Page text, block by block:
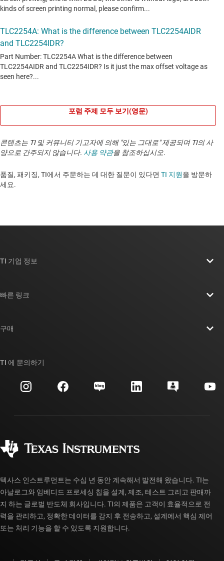
포럼 주제 모두 보기(영문)
콘텐츠는 TI 및 커뮤니티 기고자에 의해 "있는 그대로" 제공되며 TI의 사
양으로 간주되지 않습니다. 사용 약관을 참조하십시오.
품질, 패키징, TI에서 주문하는 데 대한 질문이 있다면 TI 지원을 방문하
세요. ​​​​​​​​​​​​​​
TI 기업 정보
투자 관계
제조
빠른 링크
대체품 검색
고객 지원 센터
myTI 계정 FAQ
구매
주문 FAQ
TI 에 문의하기
텍사스 인스트루먼트는 수십 년 동안 계속해서 발전해 왔습니다. TI는
아날로그와 임베디드 프로세싱 칩을 설계, 제조, 테스트 그리고 판매까
지 하는 글로벌 반도체 회사입니다. TI의 제품은 고객이 효율적으로 전
력을 관리하고, 정확한 데이터를 감지 후 전송하고, 설계에서 핵심 제어
또는 처리 기능을 할 수 있도록 지원합니다.